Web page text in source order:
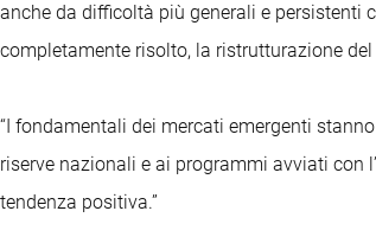
anche da difficoltà più generali e persistenti
completamente risolto, la ristrutturazione del
“I fondamentali dei mercati emergenti
riserve nazionali e ai programmi avviati con
tendenza positiva.”